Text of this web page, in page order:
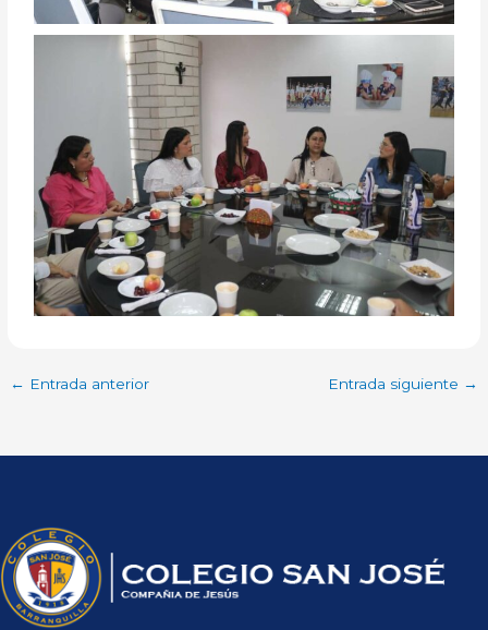
← Entrada anterior Entrada siguiente →